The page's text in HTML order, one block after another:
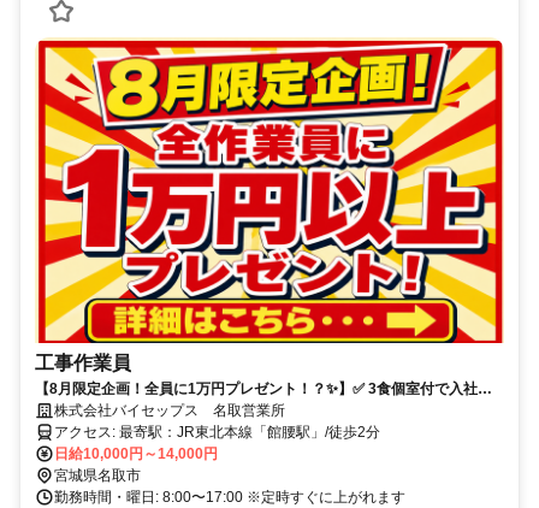
工事作業員
【8月限定企画！全員に1万円プレゼント！？✨】✅ 3食個室付で入社祝
い金あり ✅ 新しい生活のサポート体制が充実✨
株式会社バイセップス 名取営業所
アクセス: 最寄駅：JR東北本線「館腰駅」/徒歩2分
日給10,000円～14,000円
宮城県名取市
勤務時間・曜日: 8:00〜17:00 ※定時すぐに上がれます